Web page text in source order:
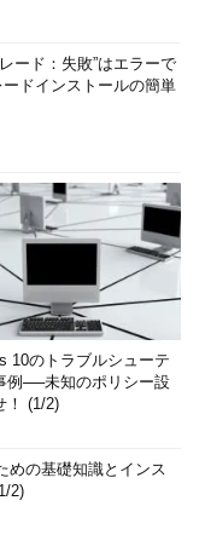
ード：失敗”はエラーで
ドインストールの簡単
10のトラブルシューテ
例──未知のポリシー設
！ (1/2)
めの基礎知識とインス
2)